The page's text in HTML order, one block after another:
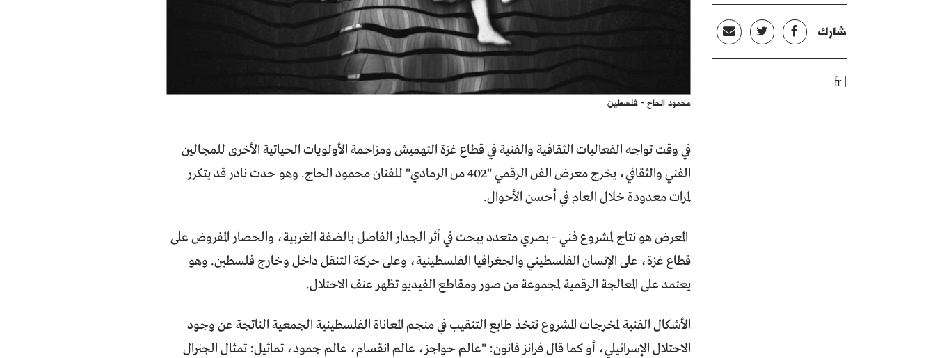
شارك
|
fr
محمود الحاج - فلسطين
في وقت تواجه الفعاليات الثقافية والفنية في قطاع غزة التهميش ومزاحمة الأولويات الحياتية الأخرى للمجالين
الفني والثقافي، يخرج معرض الفن الرقمي "402 من الرمادي" للفنان محمود الحاج. وهو حدث نادر قد يتكرر
لمرات معدودة خلال العام في أحسن الأحوال.
المعرض هو نتاج لمشروع فني - بصري متعدد يبحث في أثر الجدار الفاصل بالضفة الغربية، والحصار المفروض على
قطاع غزة، على الإنسان الفلسطيني والجغرافيا الفلسطينية، وعلى حركة التنقل داخل وخارج فلسطين. وهو
يعتمد على المعالجة الرقمية لمجموعة من صور ومقاطع الفيديو تظهر عنف الاحتلال.
الأشكال الفنية لمخرجات المشروع تتخذ طابع التنقيب في منجم المعاناة الفلسطينية الجمعية الناتجة عن وجود
الاحتلال الإسرائيلي، أو كما قال فرانز فانون: "عالم حواجز، عالم انقسام، عالم جمود، تماثيل: تمثال الجنرال